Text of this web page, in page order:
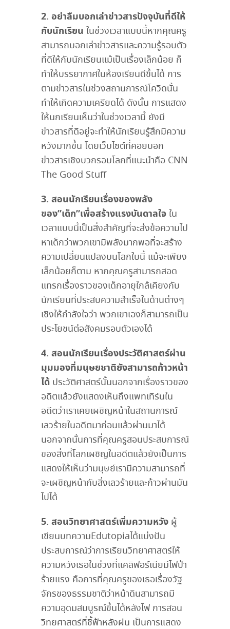
2. อย่าลืมบอกเล่าข่าวสารปัจจุบันที่ดีให้
กับนักเรียน ในช่วงเวลาแบบนี้หากคุณครู
สามารถบอกเล่าข่าวสารและความรู้รอบตัว
ที่ดีให้กับนักเรียนแม้เป็นเรื่องเล็กน้อย ก็
ทำให้บรรยากาศในห้องเรียนดีขึ้นได้ การ
ตามข่าวสารในช่วงสถานการณ์โควิดนั้น
ทำให้เกิดความเครียดได้ ดังนั้น การแสดง
ให้นกเรียนเห็นว่าในช่วงเวลานี้ ยังมี
ข่าวสารที่ดีอยู่จะทำให้นักเรียนรู้สึกมีความ
หวังมากขึ้น โดยเว็บไซต์ที่คอยบอก
ข่าวสารเชิงบวกรอบโลกที่แนะนำคือ CNN
The Good Stuff
3. สอนนักเรียนเรื่องของพลัง
ของ”เด็ก”เพื่อสร้างแรงบันดาลใจใน
เวลาแบบนี้เป็นสิ่งสำคัญที่จะส่งข้อความไป
หาเด็กว่าพวกเขามีพลังมากพอที่จะสร้าง
ความเปลี่ยนแปลงบนโลกใบนี้ แม้จะเพียง
เล็กน้อยก็ตาม หากคุณครูสามารถสอด
แทรกเรื่องราวของเด็กอายุใกล้เคียงกับ
นักเรียนที่ประสบความสำเร็จในด้านต่างๆ
เชิงให้กำลังใจว่า พวกเขาเองก็สามารถเป็น
ประโยชน์ต่อสังคมรอบตัวเองได้
4. สอนนักเรียนเรื่องประวัติศาสตร์ผ่าน
มุมมองที่มนุษยชาติยังสามารถก้าวหน้า
ได้ ประวัติศาสตร์นั้นนอกจากเรื่องราวของ
อดีตแล้วยังแสดงเห็นถึงแพทเทิร์นใน
อดีตว่าเราเคยเผชิญหน้าในสถานการณ์
เลวร้ายในอดีตมาก่อนแล้วผ่านมาได้
นอกจากนั้นการที่คุณครูสอนประสบการณ์
ของสิ่งที่โลกเผชิญในอดีตแล้วยังเป็นการ
แสดงให้เห็นว่ามนุษย์เรามีความสามารถที่
จะเผชิญหน้ากับสิ่งเลวร้ายและก้าวผ่านมัน
ไปได้
5. สอนวิทยาศาสตร์เพิ่มความหวัง ผู้
เขียนบทความEdutopiaได้แบ่งปัน
ประสบการณ์ว่าการเรียนวิทยาศาสตร์ให้
ความหวังเธอในช่วงที่แคลิฟอร์เนียมีไฟป่า
ร้ายแรง คือการที่คุณครูของเธอเรื่องวัฐ
จักรของธรรมชาติว่าหน้าดินสามารถมี
ความอุดมสมบูรณ์ขึ้นได้หลังไฟ การสอน
วิทยศาสตร์ที่ชี้ฟ้าหลังฝน เป็นการแสดง